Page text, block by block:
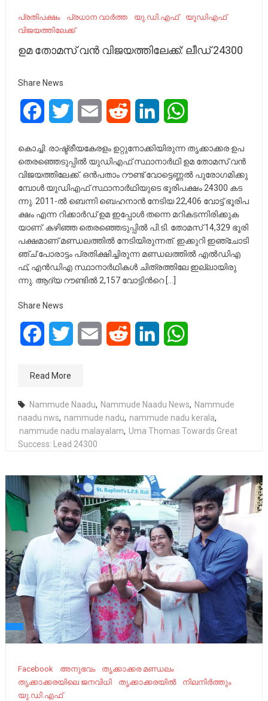
പ്രതിപക്ഷം പ്രധാന വാർത്ത യു.ഡി.എഫ്
യുഡിഎഫ്
വിജയത്തിലേക്ക്
ഉമ തോമസ് വൻ വിജയത്തിലേക്ക്: ലീഡ് 24300
Share News
FacebookTwitter Email Reddit LinkedIn
കൊ​ച്ചി: രാ​ഷ്ട്രീ​യ​കേ​ര​ളം ഉ​റ്റു​നോ​ക്കി​യി​രു​ന്ന തൃ​ക്കാ​ക്ക​ര ഉ​പ​
തെ​ര​ഞ്ഞെ​ടു​പ്പി​ല്‍ യു​ഡി​എ​ഫ് സ്ഥാ​നാ​ര്‍​ഥി ഉ​മ തോ​മ​സ് വ​ന്‍
വി​ജ​യ​ത്തി​ലേ​ക്ക്. ഒ​ൻ​പ​താം റൗ​ണ്ട് വോ​ട്ടെ​ണ്ണ​ൽ പു​രോ​ഗ​മി​ക്കു​
മ്പോ​ൾ യു​ഡി​എ​ഫ് സ്ഥാ​നാ​ര്‍​ഥി​യു​ടെ ഭൂ​രി​പ​ക്ഷം 24300 ക​ട​
ന്നു. 2011-ല്‍ ​ബെ​ന്നി ബെ​ഹ​നാ​ന്‍ നേ​ടി​യ 22,406 വോ​ട്ട് ഭൂ​രി​പ​
ക്ഷം എ​ന്ന റി​ക്കാ​ർ​ഡ് ഉ​മ ഇ​പ്പോ​ൾ ത​ന്നെ മ​റി​ക​ട​ന്നി​രി​ക്കു​ക​
യാ​ണ്. ക​ഴി​ഞ്ഞ തെ​ര​ഞ്ഞെ​ടു​പ്പി​ല്‍ പി.​ടി. തോ​മ​സ് 14,329 ഭൂ​രി​
പ​ക്ഷ​മാ​ണ് മ​ണ്ഡ​ല​ത്തി​ൽ നേ​ടി​യി​രു​ന്ന​ത്. ഇ​ക്കു​റി ഇ​ഞ്ചോ​ടി​
ഞ്ച് പോ​രാ​ട്ടം പ്ര​തി​ക്ഷി​ച്ചി​രു​ന്ന മ​ണ്ഡ​ല​ത്തി​ല്‍ എ​ല്‍​ഡി​എ​
ഫ്, എ​ന്‍​ഡി​എ സ്ഥാ​നാ​ര്‍​ഥി​ക​ള്‍ ചി​ത്ര​ത്തി​ലേ ഇ​ല്ലാ​യി​രു​
ന്നു. ആ​ദ്യ റൗ​ണ്ടി​ല്‍ 2,157 വോ​ട്ടി​ന്‍റെ […]
Share News
FacebookTwitter Email Reddit LinkedIn
Read More
Nammude Naadu, Nammude Naadu News, Nammude
naadu nws, nammude nadu, nammude nadu kerala,
nammude nadu malayalam, Uma Thomas Towards Great
Success: Lead 24300
Facebook അനുഭവം
തൃക്കാക്കര മണ്ഡലം
തൃക്കാക്കരയിലെ ജനവിധി
തൃക്കാക്കരയില്‍
നിലനിർത്തും
യു.ഡി.എഫ്